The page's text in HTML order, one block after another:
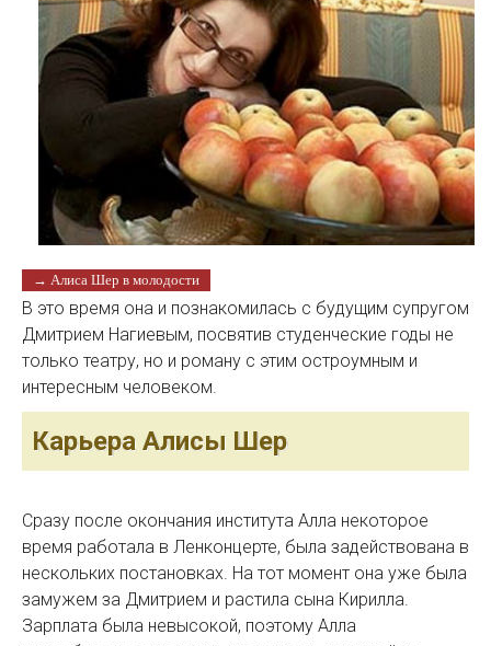
→ Алиса Шер в молодости
В это время она и познакомилась с будущим супругом
Дмитрием Нагиевым, посвятив студенческие годы не
только театру, но и роману с этим остроумным и
интересным человеком.
Карьера Алисы Шер
Сразу после окончания института Алла некоторое
время работала в Ленконцерте, была задействована в
нескольких постановках. На тот момент она уже была
замужем за Дмитрием и растила сына Кирилла.
Зарплата была невысокой, поэтому Алла